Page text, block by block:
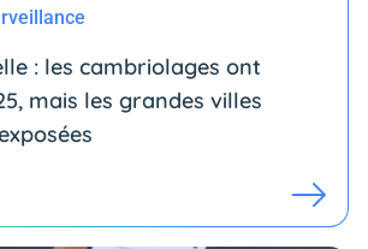
: les cambriolages ont
mais les grandes villes